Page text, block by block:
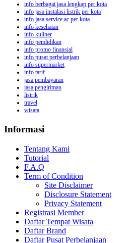
info berbagai jasa lengkap per kota
info jasa instalasi listrik per kota
info jasa service ac per kota
info kesehatan
info kuliner
info pendidikan
info promo finansial
info pusat perbelanjaan
info supermarket
info tarif
jasa pembayaran
jasa pengiriman
listrik
travel
wisata
Informasi
Tentang Kami
Tutorial
F.A.Q
Term of Condition
Site Disclaimer
Disclosure Statement
Privacy Statement
Registrasi Member
Daftar Tempat Wisata
Daftar Brand
Daftar Pusat Perbelanjaan